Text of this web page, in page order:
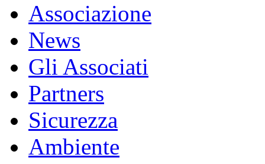
Associazione
News
Gli Associati
Partners
Sicurezza
Ambiente